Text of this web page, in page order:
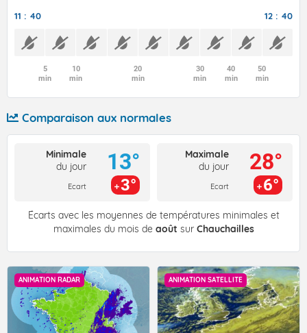
11 : 40 12 : 40
5
min
10
min
20
min
30
min
40
min
50
min
Comparaison aux normales
Minimale
du jour
Ecart
13°
3°
Maximale
du jour
Ecart
28°
6°
Écarts avec les moyennes de températures minimales et
maximales du mois de août sur Chauchailles
ANIMATION RADAR ANIMATION SATELLITE